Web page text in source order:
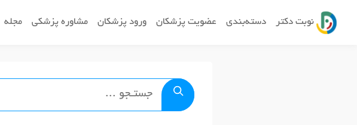
نوبت دکتر دسته‌بندی عضویت پزشکان ورود پزشکان مشاوره پزشکی مجله